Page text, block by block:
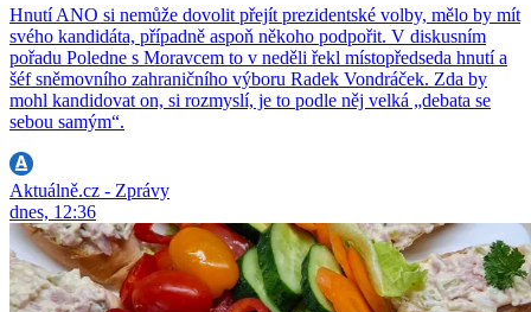
Hnutí ANO si nemůže dovolit přejít prezidentské volby, mělo by mít
svého kandidáta, případně aspoň někoho podpořit. V diskusním
pořadu Poledne s Moravcem to v neděli řekl místopředseda hnutí a
šéf sněmovního zahraničního výboru Radek Vondráček. Zda by
mohl kandidovat on, si rozmyslí, je to podle něj velká „debata se
sebou samým“.
Aktuálně.cz - Zprávy
dnes, 12:36